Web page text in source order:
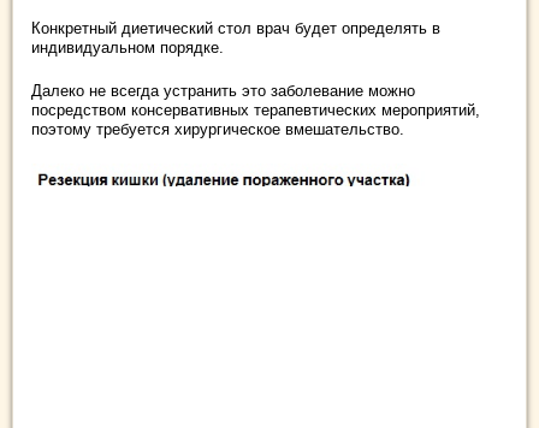
Конкретный диетический стол врач будет определять в
индивидуальном порядке.
Далеко не всегда устранить это заболевание можно
посредством консервативных терапевтических мероприятий,
поэтому требуется хирургическое вмешательство.